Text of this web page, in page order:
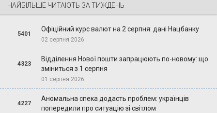
НАЙБІЛЬШЕ ЧИТАЮТЬ ЗА ТИЖДЕНЬ
5401
Офіційний курс валют на 2 серпня: дані Нацбанку
02 серпня 2026
4323
Відділення Нової пошти запрацюють по-новому: що
зміниться з 1 серпня
01 серпня 2026
4227
Аномальна спека додасть проблем: українців
попередили про ситуацію зі світлом